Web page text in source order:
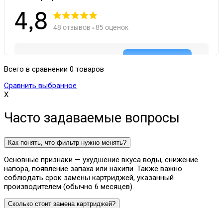
Всего в сравнении 0 товаров
Сравнить выбранное
X
Часто задаваемые вопросы
Как понять, что фильтр нужно менять?
Основные признаки — ухудшение вкуса воды, снижение
напора, появление запаха или накипи. Также важно
соблюдать срок замены картриджей, указанный
производителем (обычно 6 месяцев).
Сколько стоит замена картриджей?